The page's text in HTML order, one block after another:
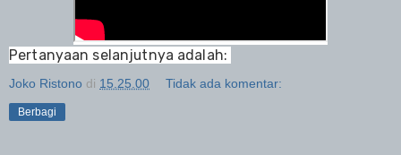
Pertanyaan selanjutnya adalah:
Joko Ristono di 15.25.00 Tidak ada komentar:
Berbagi